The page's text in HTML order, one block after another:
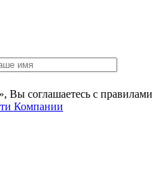
Вы соглашаетесь c правилами
Компании